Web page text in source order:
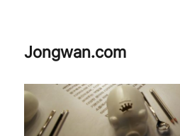
Jongwan.com